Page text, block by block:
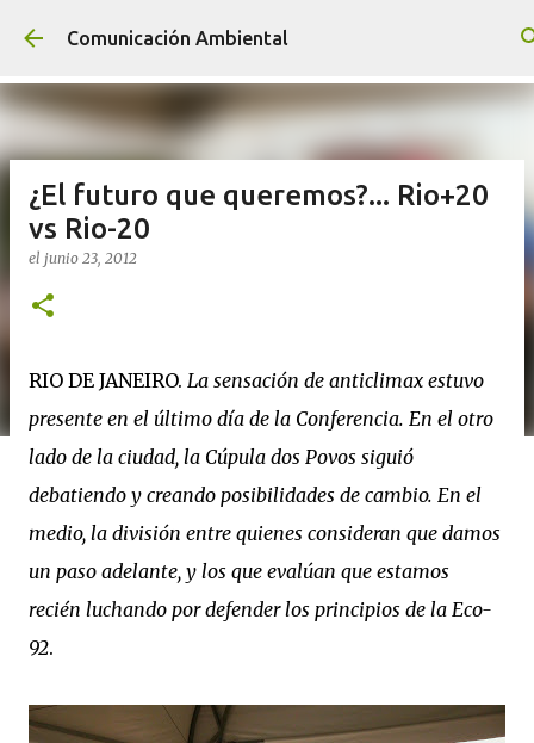
Ir al contenido principal
Comunicación Ambiental
¿El futuro que queremos?... Rio+20
vs Rio-20
el junio 23, 2012
RIO DE JANEIRO. La sensación de anticlimax estuvo
presente en el último día de la Conferencia. En el otro
lado de la ciudad, la Cúpula dos Povos siguió
debatiendo y creando posibilidades de cambio. En el
medio, la división entre quienes consideran que damos
un paso adelante, y los que evalúan que estamos
recién luchando por defender los principios de la Eco-
92.